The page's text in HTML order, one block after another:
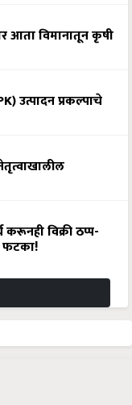
आता विमानातून कृषी
उत्पादन प्रकल्पाचे
विक्री ठप्प-
फटका!